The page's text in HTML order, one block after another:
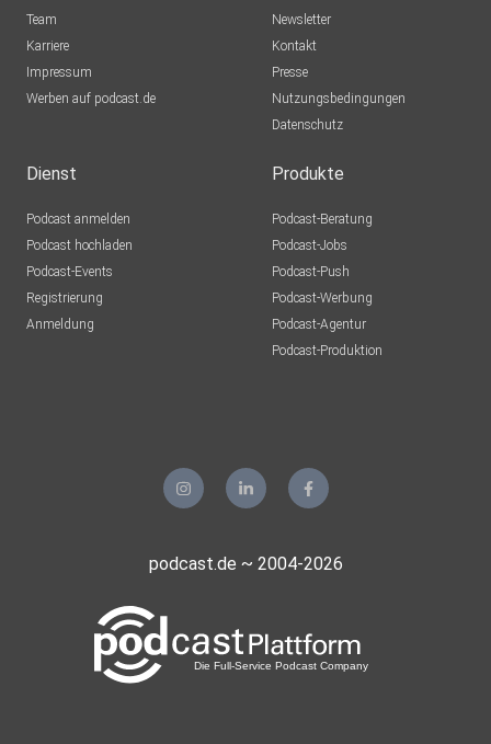
Team
Karriere
Impressum
Werben auf podcast.de
Newsletter
Kontakt
Presse
Nutzungsbedingungen
Datenschutz
Dienst
Podcast anmelden
Podcast hochladen
Podcast-Events
Registrierung
Anmeldung
Produkte
Podcast-Beratung
Podcast-Jobs
Podcast-Push
Podcast-Werbung
Podcast-Agentur
Podcast-Produktion
podcast.de ~ 2004-2026